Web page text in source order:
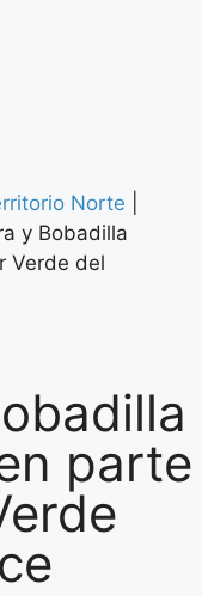
Norte
y Bobadilla
Verde del
parte